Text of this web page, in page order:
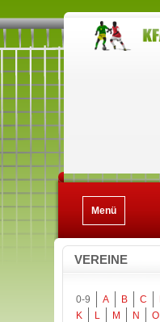
Menü
VEREINE
0-9 A B C
K
L M N O